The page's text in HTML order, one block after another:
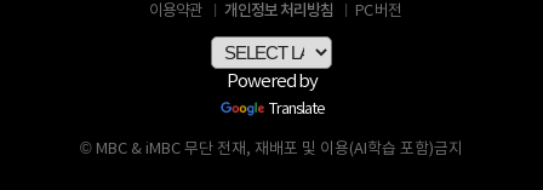
이용약관
개인정보 처리방침 PC 버전
Powered by
Translate
© MBC & iMBC 무단 전재, 재배포 및 이용(AI학습 포함)금지